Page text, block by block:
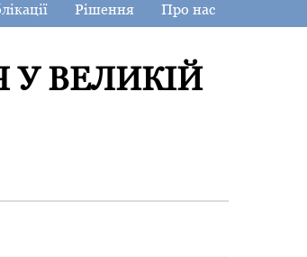
Рішення Про нас
У ВЕЛИКІЙ